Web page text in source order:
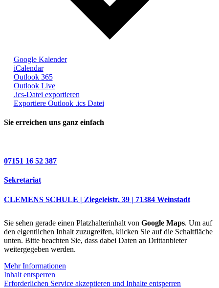
Google Kalender
iCalendar
Outlook 365
Outlook Live
.ics-Datei exportieren
Exportiere Outlook .ics Datei
Sie erreichen uns ganz einfach
07151 16 52 387
Sekretariat
CLEMENS SCHULE | Ziegeleistr. 39 | 71384 Weinstadt
Sie sehen gerade einen Platzhalterinhalt von Google Maps. Um auf
den eigentlichen Inhalt zuzugreifen, klicken Sie auf die Schaltfläche
unten. Bitte beachten Sie, dass dabei Daten an Drittanbieter
weitergegeben werden.
Mehr Informationen
Inhalt entsperren
Erforderlichen Service akzeptieren und Inhalte entsperren